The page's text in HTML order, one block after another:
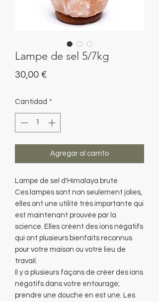
Lampe de sel 5/7kg
30,00 €Precio
Cantidad *
Agregar al carrito
Lampe de sel d'Himalaya brute
Ces lampes sont non seulement jolies,
elles ont une utilité très importante qui
est maintenant prouvée par la
science. Elles créent des ions négatifs
qui ont plusieurs bienfaits reconnus
pour votre maison ou votre lieu de
travail.
Il y a plusieurs façons de créer des ions
négatifs dans votre entourage;
prendre une douche en est une. Les